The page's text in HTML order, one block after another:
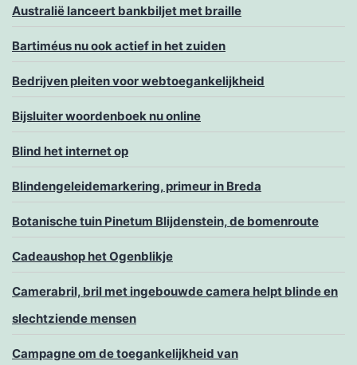
Australië lanceert bankbiljet met braille
Bartiméus nu ook actief in het zuiden
Bedrijven pleiten voor webtoegankelijkheid
Bijsluiter woordenboek nu online
Blind het internet op
Blindengeleidemarkering, primeur in Breda
Botanische tuin Pinetum Blijdenstein, de bomenroute
Cadeaushop het Ogenblikje
Camerabril, bril met ingebouwde camera helpt blinde en
slechtziende mensen
Campagne om de toegankelijkheid van